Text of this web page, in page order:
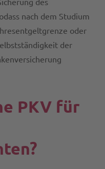
des
nach dem Studium
oder
der
PKV für